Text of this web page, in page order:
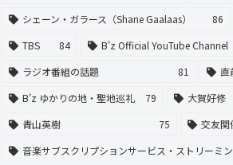
シェーン・ガラース（Shane Gaalaas）
86
TBS
84 B'z Official YouTube Channel
ラジオ番組の話題
81 直
B'z ゆかりの地・聖地巡礼
79 大賀好修
青山英樹
75 交友関
音楽サブスクリプションサービス・ストリーミ